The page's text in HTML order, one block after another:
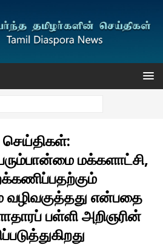
செய்திகள்:
மக்களாட்சி,
என்பதை
பள்ளி அறிஞரின்